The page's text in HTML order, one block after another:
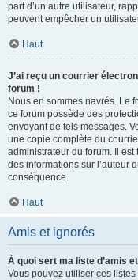
part d’un autre utilisateur,
peuvent empêcher un
Haut
J’ai reçu un courrier
forum !
Nous en sommes navrés. Le
ce forum possède des
envoyant de tels messages.
une copie complète du
administrateur du forum. Il est
des informations sur l’auteur
conséquence.
Haut
Amis et ignorés
À quoi sert ma liste d’amis
Vous pouvez utiliser ces